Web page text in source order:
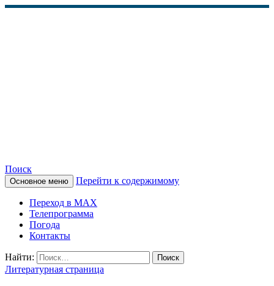
КАМЧАТСКОЕ
ИНФОРМАЦИОННОЕ
АГЕНТСТВО (КИА
«ВЕСТИ»)
Поиск
Основное меню Перейти к содержимому
Переход в MAX
Телепрограмма
Погода
Контакты
Найти:
Литературная страница